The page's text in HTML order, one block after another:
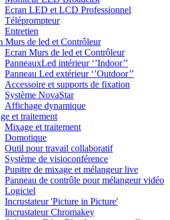
Ecran LED et LCD Professionnel
Téléprompteur
Entretien
Murs de led et Contrôleur
Ecran Murs de led et Contrôleur
PanneauxLed intérieur ‘’Indoor’’
Panneau Led extérieur ‘’Outdoor’’
Accessoire et supports de fixation
Système NovaStar
Affichage dynamique
et traitement
Mixage et traitement
Domotique
Outil pour travail collaboratif
Système de visioconférence
Pupitre de mixage et mélangeur live
Panneau de contrôle pour mélangeur vidéo
Logiciel
Incrustateur 'Picture in Picture'
Incrustateur Chromakey